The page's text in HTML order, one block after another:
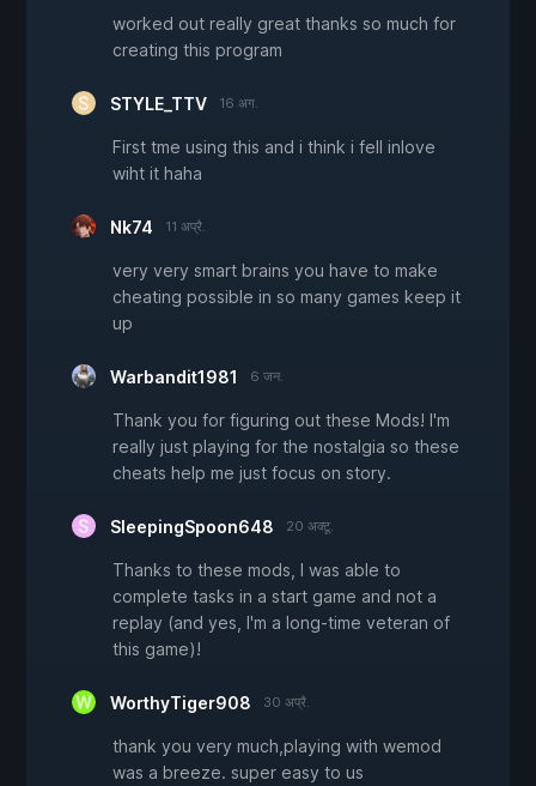
worked out really great thanks so much for
creating this program
STYLE_TTV 16 अग.
First tme using this and i think i fell inlove
wiht it haha
Nk74 11 अप्रै.
very very smart brains you have to make
cheating possible in so many games keep it
up
Warbandit1981 6 जन.
Thank you for figuring out these Mods! I'm
really just playing for the nostalgia so these
cheats help me just focus on story.
SleepingSpoon648 20 अक्टू.
Thanks to these mods, I was able to
complete tasks in a start game and not a
replay (and yes, I'm a long-time veteran of
this game)!
WorthyTiger908 30 अप्रै.
thank you very much,playing with wemod
was a breeze. super easy to us